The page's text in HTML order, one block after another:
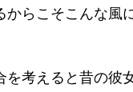
からこそこんな風
を考えると昔の彼